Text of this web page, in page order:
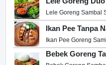
Lele Goreng Sambal
Ikan Pee Tanpa
Ikan Pee Goreng
Bebek Goreng